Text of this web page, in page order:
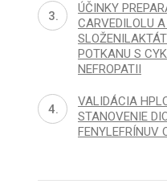
ÚČINKY
CARVEDILOLU
POTKANU S
NEFROPATII
VALIDÁCIA
STANOVENIE
FENYLEFRÍNUV